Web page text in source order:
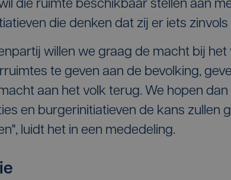
die ruimte beschikbaar stellen aan
die denken dat zij er iets
willen we graag de macht bij
te geven aan de bevolking,
aan het volk terug. We hopen
en burgerinitiatieven de kans zullen
luidt het in een mededeling.